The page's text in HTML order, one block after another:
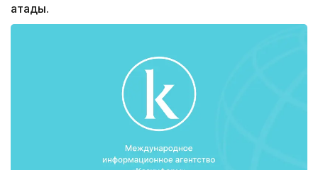
атады.